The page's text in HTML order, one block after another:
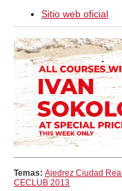
Sitio web oficial
Temas: Ajedrez Ciudad Real
CECLUB 2013